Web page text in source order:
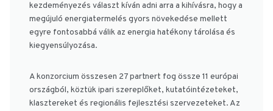
kezdeményezés választ kíván adni arra a kihívásra, hogy a
megújuló energiatermelés gyors növekedése mellett
egyre fontosabbá válik az energia hatékony tárolása és
kiegyensúlyozása.
A konzorcium összesen 27 partnert fog össze 11 európai
országból, köztük ipari szereplőket, kutatóintézeteket,
klasztereket és regionális fejlesztési szervezeteket. Az